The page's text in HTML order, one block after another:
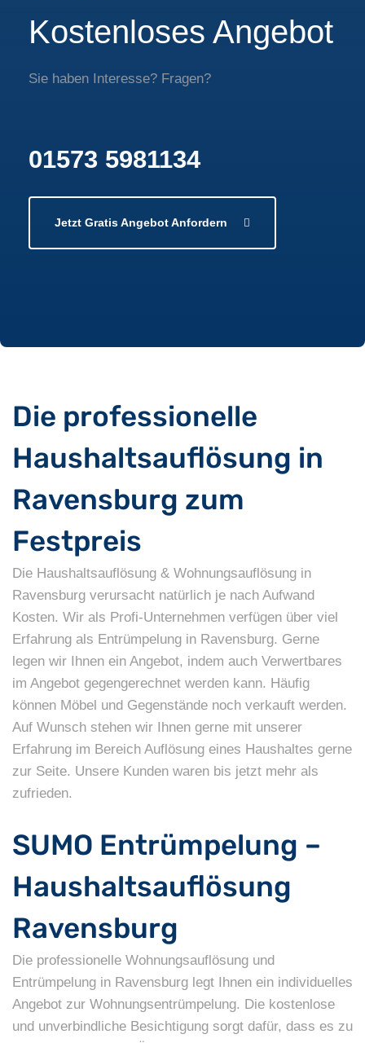
Kostenloses Angebot
Sie haben Interesse? Fragen?
01573 5981134
Jetzt Gratis Angebot Anfordern
Die professionelle
Haushaltsauflösung in
Ravensburg zum
Festpreis
Die Haushaltsauflösung & Wohnungsauflösung in
Ravensburg verursacht natürlich je nach Aufwand
Kosten. Wir als Profi-Unternehmen verfügen über viel
Erfahrung als Entrümpelung in Ravensburg. Gerne
legen wir Ihnen ein Angebot, indem auch Verwertbares
im Angebot gegengerechnet werden kann. Häufig
können Möbel und Gegenstände noch verkauft werden.
Auf Wunsch stehen wir Ihnen gerne mit unserer
Erfahrung im Bereich Auflösung eines Haushaltes gerne
zur Seite. Unsere Kunden waren bis jetzt mehr als
zufrieden.
SUMO Entrümpelung –
Haushaltsauflösung
Ravensburg
Die professionelle Wohnungsauflösung und
Entrümpelung in Ravensburg legt Ihnen ein individuelles
Angebot zur Wohnungsentrümpelung. Die kostenlose
und unverbindliche Besichtigung sorgt dafür, dass es zu